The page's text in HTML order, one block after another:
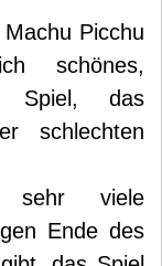
Picchu
schönes,
Spiel, das
schlechten
sehr viele
Ende des